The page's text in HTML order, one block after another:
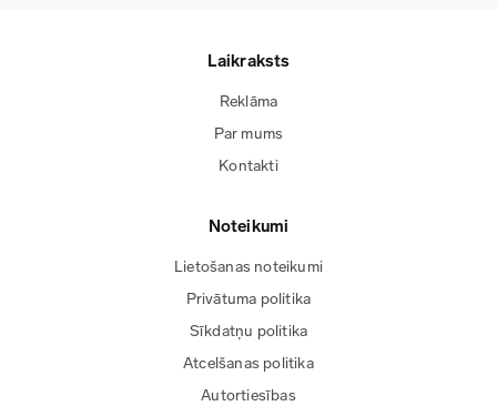
Laikraksts
Reklāma
Par mums
Kontakti
Noteikumi
Lietošanas noteikumi
Privātuma politika
Sīkdatņu politika
Atcelšanas politika
Autortiesības